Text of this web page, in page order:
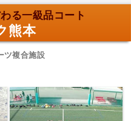
る一級品コート
熊本
ツ複合施設